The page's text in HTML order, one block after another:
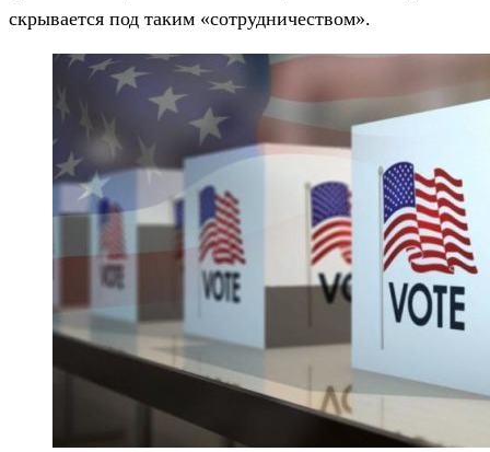
скрывается под таким «сотрудничеством».